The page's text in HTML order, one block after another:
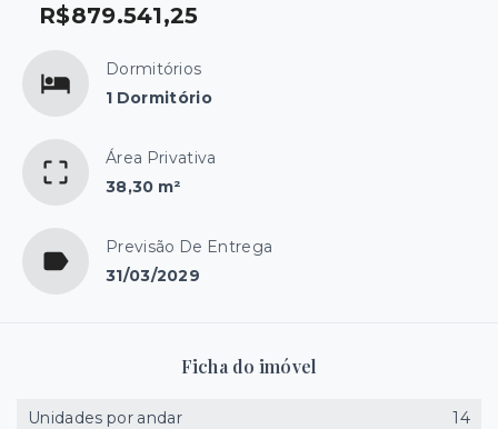
R$879.541,25
Dormitórios
1 Dormitório
Área Privativa
38,30 m²
Previsão De Entrega
31/03/2029
Ficha do imóvel
Unidades por andar
14